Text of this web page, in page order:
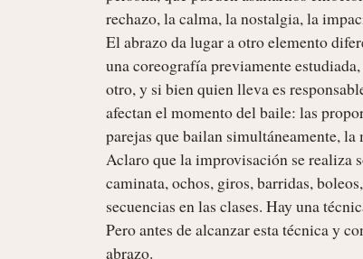
rechazo, la calma, la nostalgia, la
El abrazo da lugar a otro elemento
una coreografía previamente
otro, y si bien quien lleva es
afectan el momento del baile: las
parejas que bailan simultáneamente,
Aclaro que la improvisación se realiza
caminata, ochos, giros, barridas,
secuencias en las clases. Hay una
Pero antes de alcanzar esta técnica y
abrazo.